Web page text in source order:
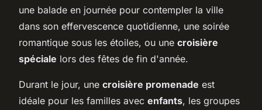
une balade en journée pour contempler la ville
dans son effervescence quotidienne, une soirée
romantique sous les étoiles, ou une croisière
spéciale lors des fêtes de fin d'année.
Durant le jour, une croisière promenade est
idéale pour les familles avec enfants, les groupes